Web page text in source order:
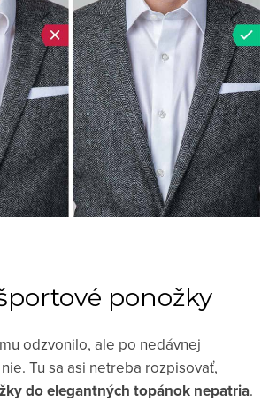
ponožky
odzvonilo, ale po nedávnej
Tu sa asi netreba rozpisovať,
do elegantných topánok nepatria.